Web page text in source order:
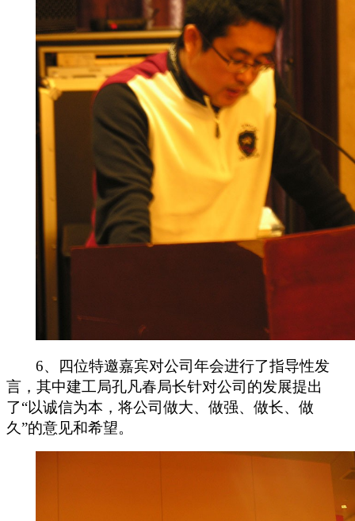
6、四位特邀嘉宾对公司年会进行了指导性发
言，其中建工局孔凡春局长针对公司的发展提出
了“以诚信为本，将公司做大、做强、做长、做
久”的意见和希望。